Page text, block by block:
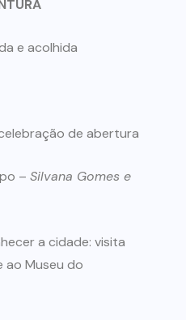
e acolhida
de abertura
– Silvana Gomes e
a cidade: visita
ao Museu do